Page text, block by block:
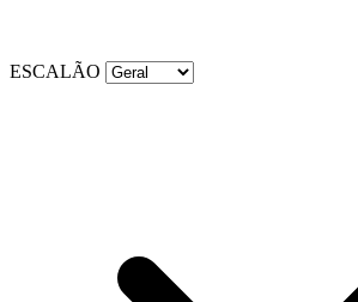
ESCALÃO